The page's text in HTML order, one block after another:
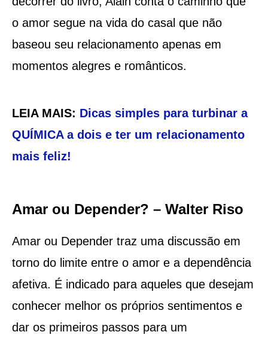
o amor segue na vida do casal que não
baseou seu relacionamento apenas em
momentos alegres e românticos.
LEIA MAIS: Dicas simples para turbinar a
QUÍMICA a dois e ter um relacionamento
mais feliz!
Amar ou Depender? – Walter Riso
Amar ou Depender traz uma discussão em
torno do limite entre o amor e a dependência
afetiva. É indicado para aqueles que desejam
conhecer melhor os próprios sentimentos e
dar os primeiros passos para um